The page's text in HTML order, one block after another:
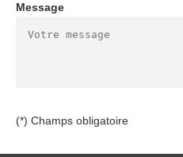
Message
(*) Champs obligatoire